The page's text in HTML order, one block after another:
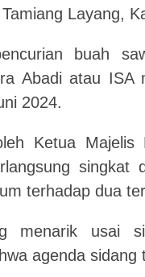
Layang,
buah
Abadi atau ISA
2024.
Ketua
singkat
terhadap dua
menarik usai
agenda